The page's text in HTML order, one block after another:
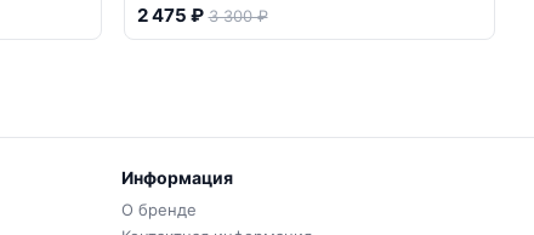
2 475 ₽ 3 300 ₽
Информация
О бренде